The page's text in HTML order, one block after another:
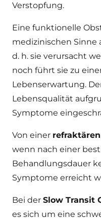
Verstopfung.
Eine funktionelle
medizinischen Sinne
d. h. sie verursacht
noch führt sie zu
Lebenserwartung.
Lebensqualität
Symptome
Von einer
wenn nach einer
Behandlungsdauer
Symptome erreicht
Bei der Slow Transit
es sich um eine